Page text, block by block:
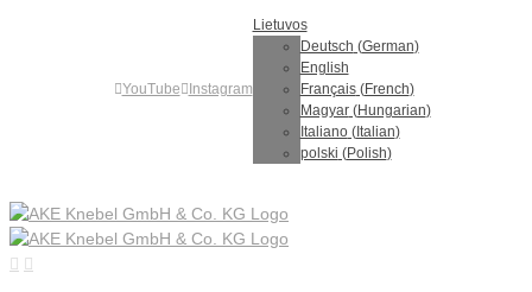
YouTube Instagram
Lietuvos
Deutsch (German)
English
Français(French)
Magyar(Hungarian)
Italiano(Italian)
polski (Polish)